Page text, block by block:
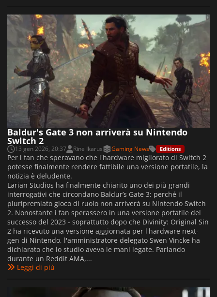
Baldur's Gate 3 non arriverà su Nintendo
Switch 2
13 gen 2026, 20:37 Rine Ikarus Gaming News Editions
Per i fan che speravano che l'hardware migliorato di Switch 2
potesse finalmente rendere fattibile una versione portatile, la
notizia è deludente.
Larian Studios ha finalmente chiarito uno dei più grandi
interrogativi che circondano Baldur’s Gate 3: perché il
pluripremiato gioco di ruolo non arriverà su Nintendo Switch
2. Nonostante i fan sperassero in una versione portatile del
successo del 2023 - soprattutto dopo che Divinity: Original Sin
2 ha ricevuto una versione aggiornata per l'hardware next-
gen di Nintendo, l'amministratore delegato Swen Vincke ha
dichiarato che lo studio aveva le mani legate. Parlando
durante un Reddit AMA,...
Leggi di più